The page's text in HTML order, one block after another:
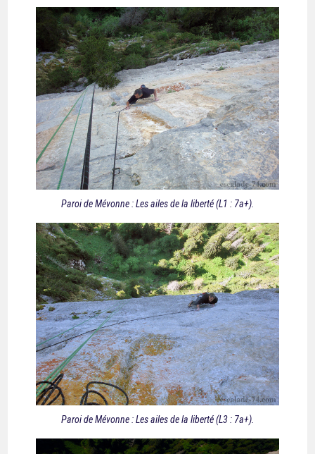
Paroi de Mévonne : Les ailes de la liberté (L1 : 7a+).
Paroi de Mévonne : Les ailes de la liberté (L3 : 7a+).